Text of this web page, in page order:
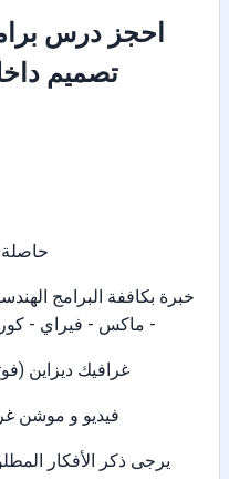
احجز درس
تصميم
خبرة بكاففة البرامج
- ماكس - فيراي -
غرافيك ديزاين
فيديو و موشن
يرجى ذكر الأفكار